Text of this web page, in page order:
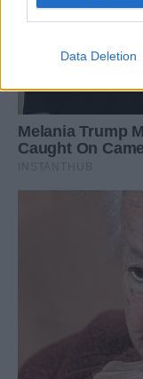
Data Deletion